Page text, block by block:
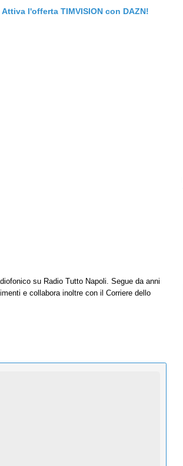
l'offerta TIMVISION con DAZN!
su Radio Tutto Napoli. Segue da anni
e collabora inoltre con il Corriere dello